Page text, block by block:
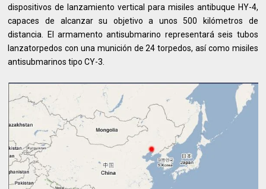
dispositivos de lanzamiento vertical para misiles antibuque HY-4,
capaces de alcanzar su objetivo a unos 500 kilómetros de
distancia. El armamento antisubmarino representará seis tubos
lanzatorpedos con una munición de 24 torpedos, así como misiles
antisubmarinos tipo CY-3.